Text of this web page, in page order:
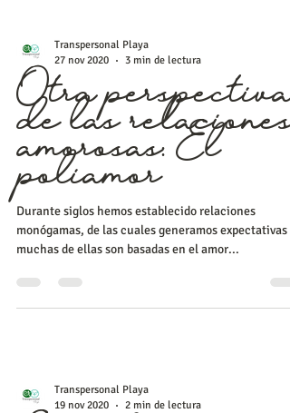
Transpersonal Playa
27 nov 2020
3 min de lectura
Otra perspectiva
de las relaciones
amorosas: El
poliamor
Durante siglos hemos establecido relaciones
monógamas, de las cuales generamos expectativas y
muchas de ellas son basadas en el amor...
Transpersonal Playa
19 nov 2020
2 min de lectura